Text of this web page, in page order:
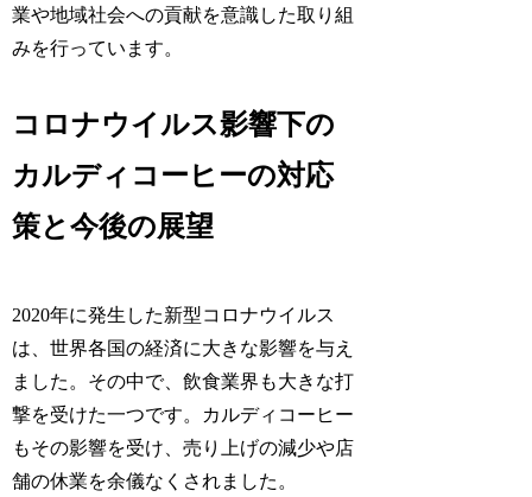
業や地域社会への貢献を意識した取り組
みを行っています。
コロナウイルス影響下の
カルディコーヒーの対応
策と今後の展望
2020年に発生した新型コロナウイルス
は、世界各国の経済に大きな影響を与え
ました。その中で、飲食業界も大きな打
撃を受けた一つです。カルディコーヒー
もその影響を受け、売り上げの減少や店
舗の休業を余儀なくされました。